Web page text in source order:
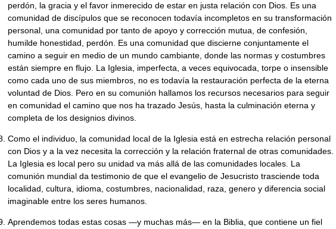
perdón, la gracia y el favor inmerecido de estar en justa relación con Dios. Es una
comunidad de discípulos que se reconocen todavía incompletos en su transformación
personal, una comunidad por tanto de apoyo y corrección mutua, de confesión,
humilde honestidad, perdón. Es una comunidad que discierne conjuntamente el
camino a seguir en medio de un mundo cambiante, donde las normas y costumbres
están siempre en flujo. La Iglesia, imperfecta, a veces equivocada, torpe o insensible
como cada uno de sus miembros, no es todavía la restauración perfecta de la eterna
voluntad de Dios. Pero en su comunión hallamos los recursos necesarios para seguir
en comunidad el camino que nos ha trazado Jesús, hasta la culminación eterna y
completa de los designios divinos.
Como el individuo, la comunidad local de la Iglesia está en estrecha relación personal
con Dios y a la vez necesita la corrección y la relación fraternal de otras comunidades.
La Iglesia es local pero su unidad va más allá de las comunidades locales. La
comunión mundial da testimonio de que el evangelio de Jesucristo trasciende toda
localidad, cultura, idioma, costumbres, nacionalidad, raza, genero y diferencia social
imaginable entre los seres humanos.
Aprendemos todas estas cosas —y muchas más— en la Biblia, que contiene un fiel